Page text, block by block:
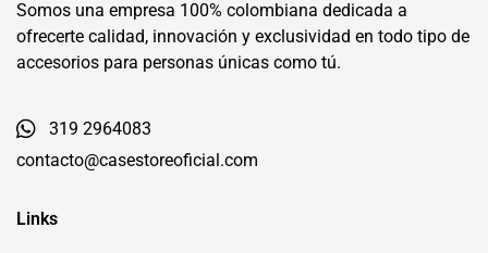
Somos una empresa 100% colombiana dedicada a
ofrecerte calidad, innovación y exclusividad en todo tipo de
accesorios para personas únicas como tú.
319 2964083
contacto@casestoreoficial.com
Links